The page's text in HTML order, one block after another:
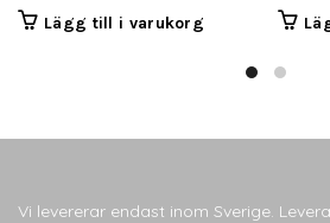
Lägg till i varukorg
Vi levererar endast inom Sverige.